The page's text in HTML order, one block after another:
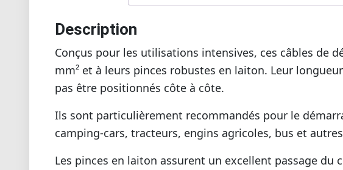
Description
Conçus pour les utilisations intensives, ces câbles de
mm² et à leurs pinces robustes en laiton. Leur
pas être positionnés côte à côte.
Ils sont particulièrement recommandés pour le
camping-cars, tracteurs, engins agricoles, bus et
Les pinces en laiton assurent un excellent passage